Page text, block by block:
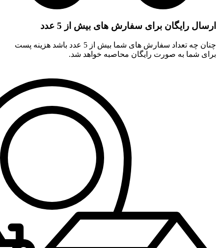
ارسال رایگان برای سفارش های بیش از 5 عدد
چنان چه تعداد سفارش های شما بیش از 5 عدد باشد هزینه پست
برای شما به صورت رایگان محاصبه خواهد شد.